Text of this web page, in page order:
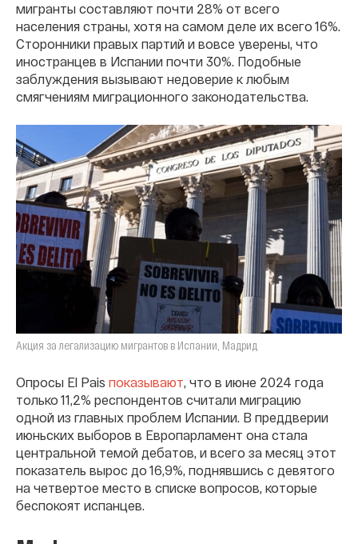
мигранты составляют почти 28% от всего
населения страны, хотя на самом деле их всего 16%.
Сторонники правых партий и вовсе уверены, что
иностранцев в Испании почти 30%. Подобные
заблуждения вызывают недоверие к любым
смягчениям миграционного законодательства.
Акция за легализацию мигрантов в Испании, Мадрид
Опросы El Pais показывают, что в июне 2024 года
только 11,2% респондентов считали миграцию
одной из главных проблем Испании. В преддверии
июньских выборов в Европарламент она стала
центральной темой дебатов, и всего за месяц этот
показатель вырос до 16,9%, поднявшись с девятого
на четвертое место в списке вопросов, которые
беспокоят испанцев.